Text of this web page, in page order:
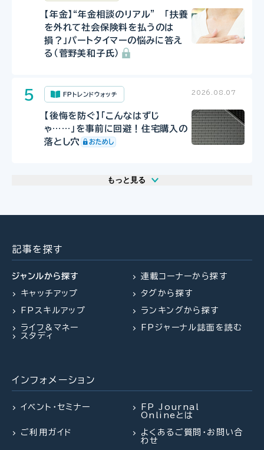
【年金】“年金相談のリアル” 「扶養
を外れて社会保険料を払うのは
損？」パートタイマーの悩みに答え
る（菅野美和子氏）
FPトレンドウォッチ 2026.08.07
【後悔を防ぐ】「こんなはずじ
ゃ……」を事前に回避！住宅購入の
落とし穴
もっと見る
したい！老後資金は大丈夫？
FPトレンドウォッチ
飛行機搭乗時の新ルール
FP・専門家に聞く
【不動産調査】建物の建築可否を左
右する、道路、ライフライン、法令制
限～役所調査の概要：後編～（置鮎
と株価評価・特例措置の行方(山田
&パートナーズ 宇田川氏、金沢
氏、西内氏)
FPトレンドウォッチ 2026.07.27
夏休み中の子どものランチ、負担を
【資産形成】資産運用、正しくできて
いますか？（平井美穂氏）
え・リノベがより円滑に
FPトレンドウォッチ
ルが大幅変更
FPトレンドウォッチ
熱中症や水辺の事故……夏のアク
シデントに民間保険は使えるの
か？
記事を探す
ジャンルから探す
キャッチアップ
FPスキルアップ
ライフ&マネー
スタディ
連載コーナーから探す
タグから探す
ランキングから探す
FPジャーナル誌面を読む
インフォメーション
イベント・セミナー
FP Journal
Onlineとは
ご利用ガイド
よくあるご質問・お問い合
わせ